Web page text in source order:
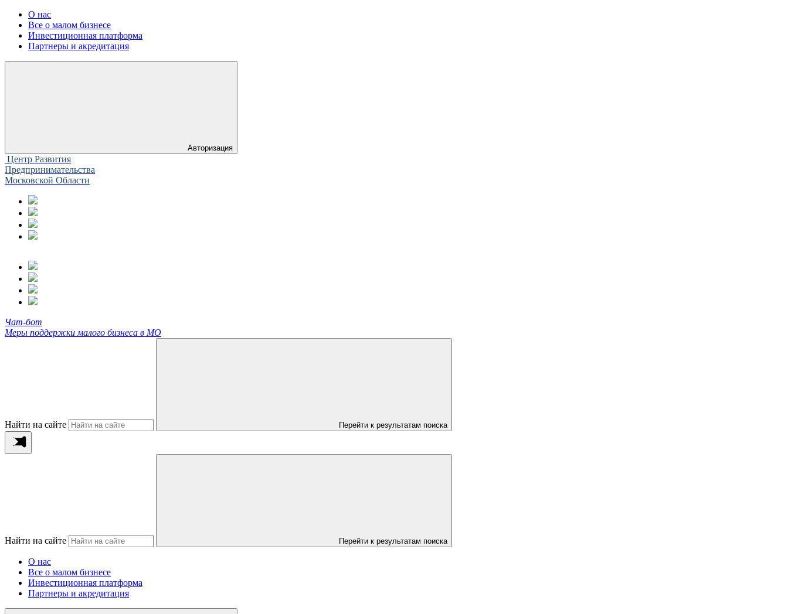
О нас
Все о малом бизнесе
Инвестиционная платформа
Партнеры и акредитация
Авторизация
Центр Развития
Предпринимательства
Московской Области
Чат-бот
Меры поддержки малого бизнеса в МО
Найти на сайте Перейти к результатам поиска
Найти на сайте Перейти к результатам поиска
О нас
Все о малом бизнесе
Инвестиционная платформа
Партнеры и акредитация